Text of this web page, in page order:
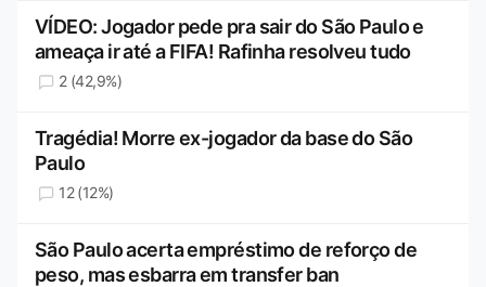
VÍDEO: Jogador pede pra sair do São Paulo e
ameaça ir até a FIFA! Rafinha resolveu tudo
2 (42,9%)
Tragédia! Morre ex-jogador da base do São
Paulo
12 (12%)
São Paulo acerta empréstimo de reforço de
peso, mas esbarra em transfer ban